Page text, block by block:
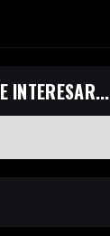
INTERESAR...